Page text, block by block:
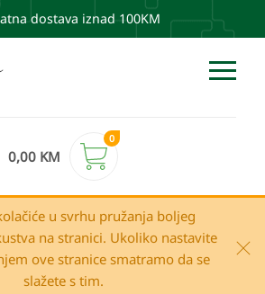
dostava iznad 100KM
0,00 KM
0
u svrhu pružanja boljeg
na stranici. Ukoliko nastavite
ove stranice smatramo da se
slažete s tim.